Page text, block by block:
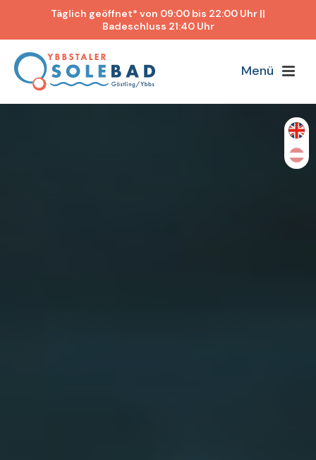
Täglich geöffnet* von 09:00 bis 22:00 Uhr ||
Badeschluss 21:40 Uhr